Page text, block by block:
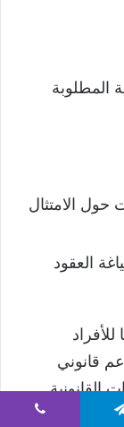
المطلوبة
الامتثال
العقود
للأفراد
قانوني